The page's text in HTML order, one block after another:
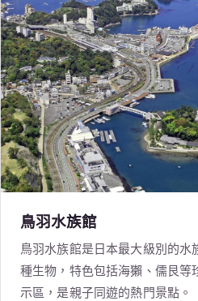
鳥羽水族館
鳥羽水族館是日本最大級別的
種生物，特色包括海獺、儒艮等
示區，是親子同遊的熱門景點。